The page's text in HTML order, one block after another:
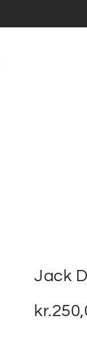
Jack
kr.